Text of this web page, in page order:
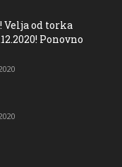
Velja od torka
Ponovno